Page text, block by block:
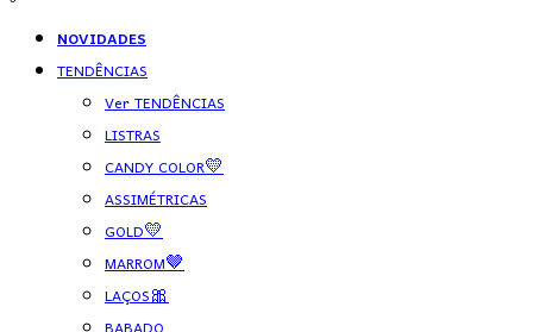
NOVIDADES
TENDÊNCIAS
Ver TENDÊNCIAS
LISTRAS
CANDY COLOR💛
ASSIMÉTRICAS
GOLD💛
MARROM🤎
LAÇOS🎀